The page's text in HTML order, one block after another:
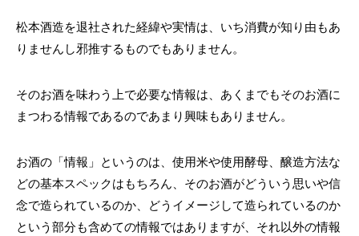
松本酒造を退社された経緯や実情は、いち消費が知り由もあ
りませんし邪推するものでもありません。
そのお酒を味わう上で必要な情報は、あくまでもそのお酒に
まつわる情報であるのであまり興味もありません。
お酒の「情報」というのは、使用米や使用酵母、醸造方法な
どの基本スペックはもちろん、そのお酒がどういう思いや信
念で造られているのか、どうイメージして造られているのか
という部分も含めての情報ではありますが、それ以外の情報